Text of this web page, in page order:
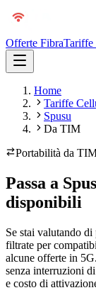
Offerte FibraTariffe
Home
Tariffe
Spusu
Da TIM
Portabilità da
Passa a
disponibili
Se stai valutando
filtrate per
alcune offerte in
senza interruzioni
e costo di